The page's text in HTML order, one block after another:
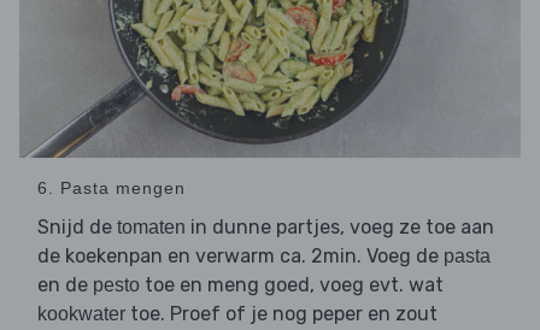
6. Pasta mengen
Snijd de tomaten in dunne partjes, voeg ze toe aan
de koekenpan en verwarm ca. 2min. Voeg de pasta
en de pesto toe en meng goed, voeg evt. wat
kookwater toe. Proef of je nog peper en zout